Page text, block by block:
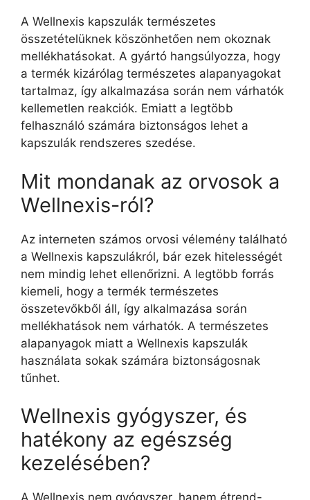
A Wellnexis kapszulák természetes
összetételüknek köszönhetően nem okoznak
mellékhatásokat. A gyártó hangsúlyozza, hogy
a termék kizárólag természetes alapanyagokat
tartalmaz, így alkalmazása során nem várhatók
kellemetlen reakciók. Emiatt a legtöbb
felhasználó számára biztonságos lehet a
kapszulák rendszeres szedése.
Mit mondanak az orvosok a
Wellnexis-ról?
Az interneten számos orvosi vélemény található
a Wellnexis kapszulákról, bár ezek hitelességét
nem mindig lehet ellenőrizni. A legtöbb forrás
kiemeli, hogy a termék természetes
összetevőkből áll, így alkalmazása során
mellékhatások nem várhatók. A természetes
alapanyagok miatt a Wellnexis kapszulák
használata sokak számára biztonságosnak
tűnhet.
Wellnexis gyógyszer, és
hatékony az egészség
kezelésében?
A Wellnexis nem gyógyszer, hanem étrend-